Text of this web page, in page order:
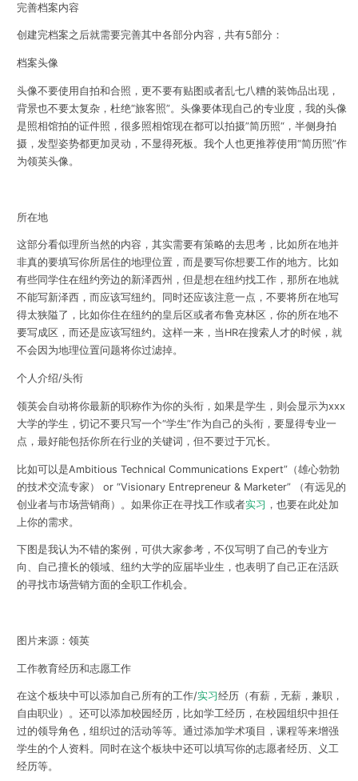
完善档案内容
创建完档案之后就需要完善其中各部分内容，共有5部分：
档案头像
头像不要使用自拍和合照，更不要有贴图或者乱七八糟的装饰品出现，
背景也不要太复杂，杜绝“旅客照”。头像要体现自己的专业度，我的头像
是照相馆拍的证件照，很多照相馆现在都可以拍摄”简历照“，半侧身拍
摄，发型姿势都更加灵动，不显得死板。我个人也更推荐使用“简历照”作
为领英头像。
所在地
这部分看似理所当然的内容，其实需要有策略的去思考，比如所在地并
非真的要填写你所居住的地理位置，而是要写你想要工作的地方。比如
有些同学住在纽约旁边的新泽西州，但是想在纽约找工作，那所在地就
不能写新泽西，而应该写纽约。同时还应该注意一点，不要将所在地写
得太狭隘了，比如你住在纽约的皇后区或者布鲁克林区，你的所在地不
要写成区，而还是应该写纽约。这样一来，当HR在搜索人才的时候，就
不会因为地理位置问题将你过滤掉。
个人介绍/头衔
领英会自动将你最新的职称作为你的头衔，如果是学生，则会显示为xxx
大学的学生，切记不要只写一个“学生”作为自己的头衔，要显得专业一
点，最好能包括你所在行业的关键词，但不要过于冗长。
比如可以是Ambitious Technical Communications Expert”（雄心勃勃
的技术交流专家） or “Visionary Entrepreneur & Marketer” （有远见的
创业者与市场营销商）。如果你正在寻找工作或者实习 ，也要在此处加
上你的需求。
下图是我认为不错的案例，可供大家参考，不仅写明了自己的专业方
向、自己擅长的领域、纽约大学的应届毕业生，也表明了自己正在活跃
的寻找市场营销方面的全职工作机会。
图片来源：领英
工作教育经历和志愿工作
在这个板块中可以添加自己所有的工作/实习经历（有薪，无薪，兼职，
自由职业）。还可以添加校园经历，比如学工经历，在校园组织中担任
过的领导角色，组织过的活动等等。通过添加学术项目，课程等来增强
学生的个人资料。同时在这个板块中还可以填写你的志愿者经历、义工
经历等。